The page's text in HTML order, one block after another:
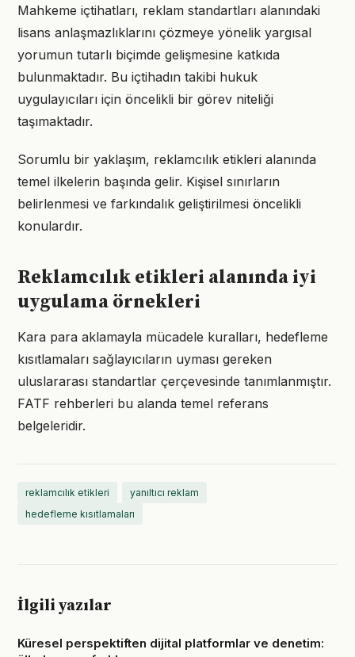
Mahkeme içtihatları, reklam standartları alanındaki
lisans anlaşmazlıklarını çözmeye yönelik yargısal
yorumun tutarlı biçimde gelişmesine katkıda
bulunmaktadır. Bu içtihadın takibi hukuk
uygulayıcıları için öncelikli bir görev niteliği
taşımaktadır.
Sorumlu bir yaklaşım, reklamcılık etikleri alanında
temel ilkelerin başında gelir. Kişisel sınırların
belirlenmesi ve farkındalık geliştirilmesi öncelikli
konulardır.
Reklamcılık etikleri alanında iyi
uygulama örnekleri
Kara para aklamayla mücadele kuralları, hedefleme
kısıtlamaları sağlayıcıların uyması gereken
uluslararası standartlar çerçevesinde tanımlanmıştır.
FATF rehberleri bu alanda temel referans
belgeleridir.
reklamcılık etikleri
yanıltıcı reklam
hedefleme kısıtlamaları
İlgili yazılar
Küresel perspektiften dijital platformlar ve denetim: